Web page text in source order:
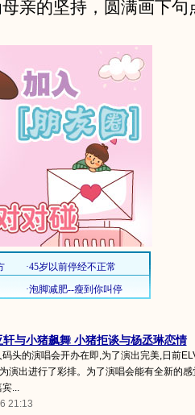
亲的坚持，圆满画下句
与小猪飙舞 小猪拒谈与杨丞琳恋情
头的演唱会开办在即,为了演出完美,日前
演出进行了彩排。为了演唱会能有全新的
...
21:13